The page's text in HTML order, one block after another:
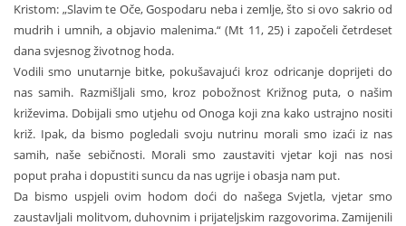
Kristom: „Slavim te Oče, Gospodaru neba i zemlje, što si ovo sakrio od
mudrih i umnih, a objavio malenima.“ (Mt 11, 25) i započeli četrdeset
dana svjesnog životnog hoda.
Vodili smo unutarnje bitke, pokušavajući kroz odricanje doprijeti do
nas samih. Razmišljali smo, kroz pobožnost Križnog puta, o našim
križevima. Dobijali smo utjehu od Onoga koji zna kako ustrajno nositi
križ. Ipak, da bismo pogledali svoju nutrinu morali smo izaći iz nas
samih, naše sebičnosti. Morali smo zaustaviti vjetar koji nas nosi
poput praha i dopustiti suncu da nas ugrije i obasja nam put.
Da bismo uspjeli ovim hodom doći do našega Svjetla, vjetar smo
zaustavljali molitvom, duhovnim i prijateljskim razgovorima. Zamijenili